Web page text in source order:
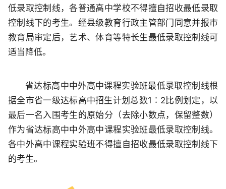
低录取控制线，各普通高中学校不得擅自招收最低录取
控制线下的考生。经县级教育行政主管部门同意并报市
教育局审定后，艺术、体育等特长生最低录取控制线可
适当降低。
省达标高中中外高中课程实验班最低录取控制线根
据全市省一级达标高中招生计划总数1∶2比例划定，以
最后一名入围考生的原始分（去除小数点，保留整数）
作为省达标高中中外高中课程实验班最低录取控制线。
各中外高中课程实验班不得擅自招收最低录取控制线下
的考生。